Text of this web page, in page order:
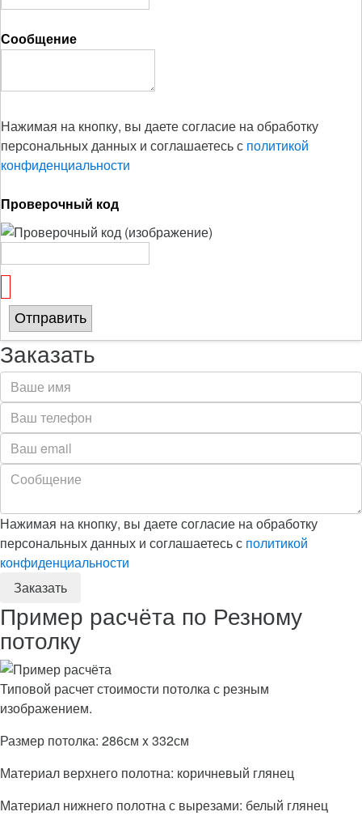
Сообщение
Нажимая на кнопку, вы даете согласие на обработку
персональных данных и соглашаетесь с политикой
конфиденциальности
Проверочный код
Отправить
Заказать
Нажимая на кнопку, вы даете согласие на обработку
персональных данных и соглашаетесь с политикой
конфиденциальности
Пример расчёта по Резному
потолку
Типовой расчет стоимости потолка с резным
изображением.
Размер потолка: 286см x 332см
Материал верхнего полотна: коричневый глянец
Материал нижнего полотна с вырезами: белый глянец